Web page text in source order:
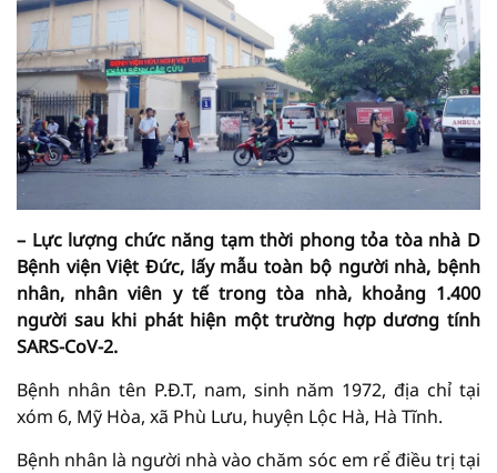
– Lực lượng chức năng tạm thời phong tỏa tòa nhà D
Bệnh viện Việt Đức, lấy mẫu toàn bộ người nhà, bệnh
nhân, nhân viên y tế trong tòa nhà, khoảng 1.400
người sau khi phát hiện một trường hợp dương tính
SARS-CoV-2.
Bệnh nhân tên P.Đ.T, nam, sinh năm 1972, địa chỉ tại
xóm 6, Mỹ Hòa, xã Phù Lưu, huyện Lộc Hà, Hà Tĩnh.
Bệnh nhân là người nhà vào chăm sóc em rể điều trị tại